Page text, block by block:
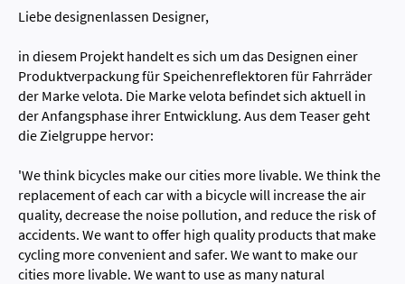
Liebe designenlassen Designer,
in diesem Projekt handelt es sich um das Designen einer
Produktverpackung für Speichenreflektoren für Fahrräder
der Marke velota. Die Marke velota befindet sich aktuell in
der Anfangsphase ihrer Entwicklung. Aus dem Teaser geht
die Zielgruppe hervor:
'We think bicycles make our cities more livable. We think the
replacement of each car with a bicycle will increase the air
quality, decrease the noise pollution, and reduce the risk of
accidents. We want to offer high quality products that make
cycling more convenient and safer. We want to make our
cities more livable. We want to use as many natural